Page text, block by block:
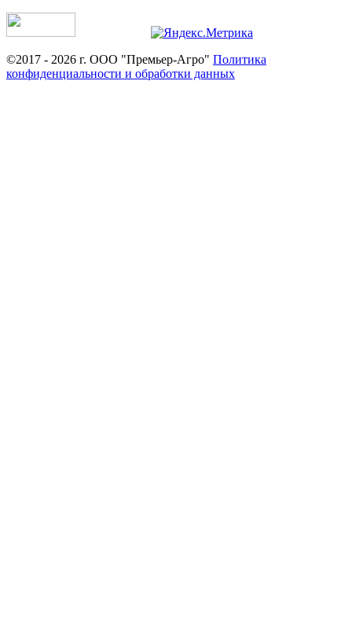
©2017 - 2026 г. ООО "Премьер-Агро" Политика
конфиденциальности и обработки данных